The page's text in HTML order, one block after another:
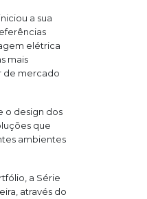
a sua
elétrica
mais
de mercado
o design dos
que
ambientes
a Série
através do